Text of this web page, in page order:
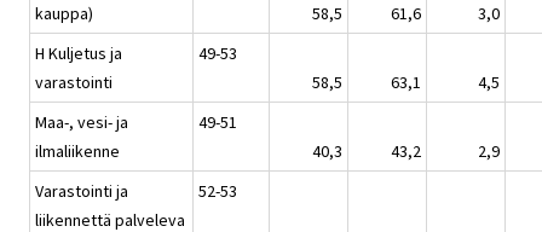
kauppa)
58,5 61,6
3,0
H Kuljetus ja
varastointi
49-53
58,5
63,1
4,5
Maa-, vesi- ja
ilmaliikenne
49-51
40,3
43,2
2,9
Varastointi ja
liikennettä palveleva
52-53